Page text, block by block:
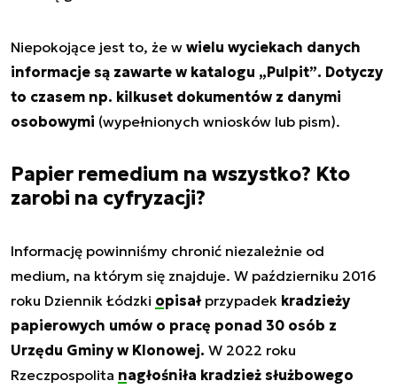
Niepokojące jest to, że w wielu wyciekach danych
informacje są zawarte w katalogu „Pulpit”. Dotyczy
to czasem np. kilkuset dokumentów z danymi
osobowymi (wypełnionych wniosków lub pism).
Papier remedium na wszystko? Kto
zarobi na cyfryzacji?
Informację powinniśmy chronić niezależnie od
medium, na którym się znajduje. W październiku 2016
roku Dziennik Łódzki opisałprzypadek kradzieży
papierowych umów o pracę ponad 30 osób z
Urzędu Gminy w Klonowej. W 2022 roku
Rzeczpospolita nagłośniła kradzież służbowego